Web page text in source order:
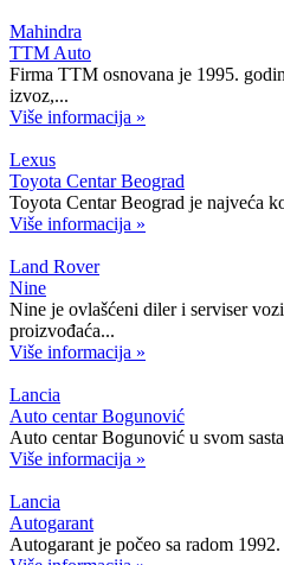
Mahindra
TTM Auto
Firma TTM osnovana je 1995.
izvoz,...
Više informacija »
Lexus
Toyota Centar Beograd
Toyota Centar Beograd je najveća
Više informacija »
Land Rover
Nine
Nine je ovlašćeni diler i serviser
proizvođaća...
Više informacija »
Lancia
Auto centar Bogunović
Auto centar Bogunović u svom
Više informacija »
Lancia
Autogarant
Autogarant je počeo sa radom